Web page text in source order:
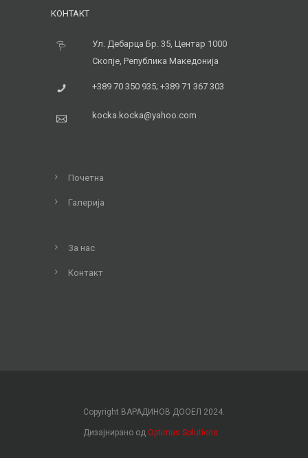
КОНТАКТ
Ул. Дебарца Бр. 35, Центар 1000
Скопје, Република Македонија
+389 70 350 935; +389 71 367 303
kocka.kocka@yahoo.com
Почетна
Галерија
За нас
Контакт
Copyright ВАРАДИНОВ ДООЕЛ 2024.
Дизајнирано од Optimus Solutions